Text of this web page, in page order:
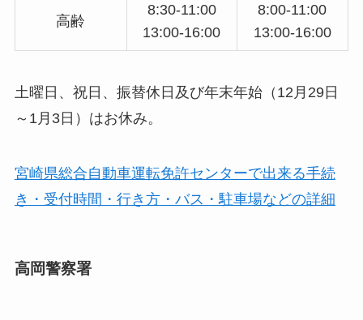
高齢
8:30-11:00
13:00-16:00
8:00-11:00
13:00-16:00
土曜日、祝日、振替休日及び年末年始（12月29日
～1月3日）はお休み。
宮崎県総合自動車運転免許センターで出来る手続
き・受付時間・行き方・バス・駐車場などの詳細
高岡警察署